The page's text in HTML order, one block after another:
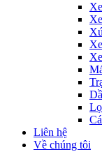
Liên hệ
Về chúng tôi